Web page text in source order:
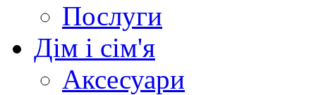
Послуги
Дім і сім'я
Аксесуари